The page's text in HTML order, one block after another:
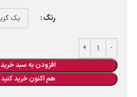
رنگ
افزودن به سبد خرید
هم اکنون خرید کنید